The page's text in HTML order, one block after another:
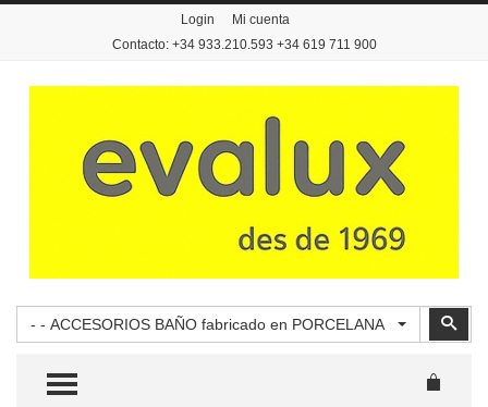
Login
Mi cuenta
Contacto: +34 933.210.593 +34 619 711 900
- - ACCESORIOS BAÑO fabricado en PORCELANA
Buscar
TOGGLE MENU